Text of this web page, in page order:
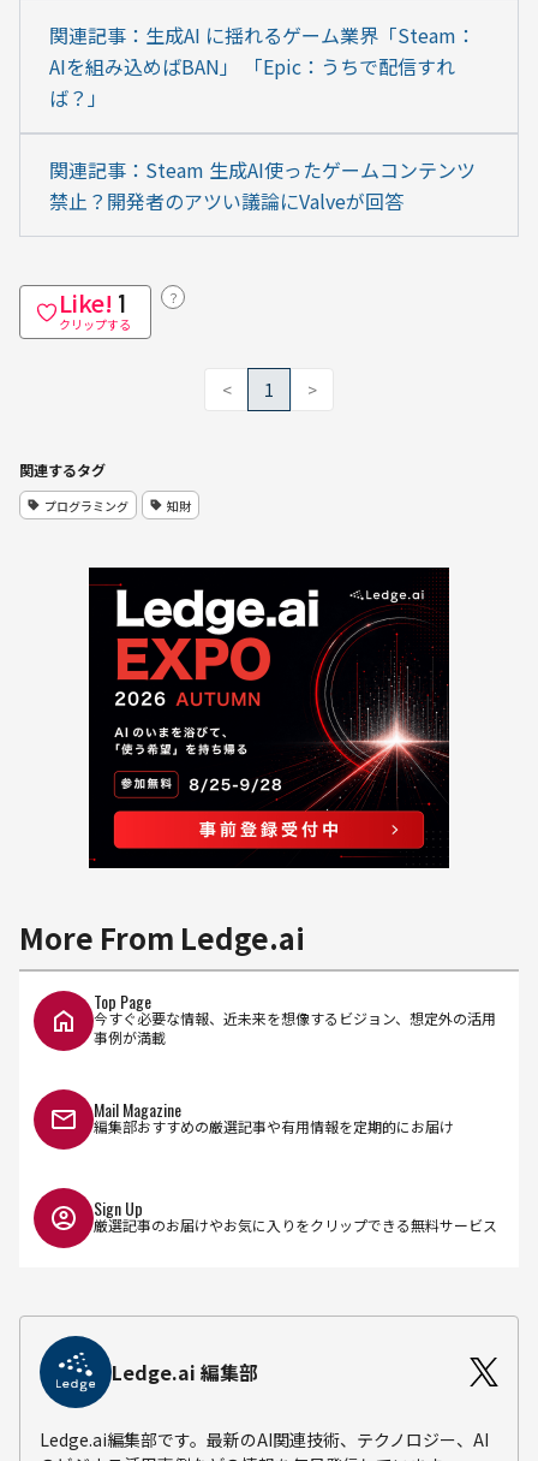
関連記事：生成AI に揺れるゲーム業界「Steam：
AIを組み込めばBAN」 「Epic：うちで配信すれ
ば？」
関連記事：Steam 生成AI使ったゲームコンテンツ
禁止？開発者のアツい議論にValveが回答
Like! 1
クリップする
？
< 1 >
関連するタグ
プログラミング 知財
More From Ledge.ai
Top Page
今すぐ必要な情報、近未来を想像するビジョン、想定外の活用
事例が満載
Mail Magazine
編集部おすすめの厳選記事や有用情報を定期的にお届け
Sign Up
厳選記事のお届けやお気に入りをクリップできる無料サービス
Ledge.ai 編集部
Ledge.ai編集部です。最新のAI関連技術、テクノロジー、AI